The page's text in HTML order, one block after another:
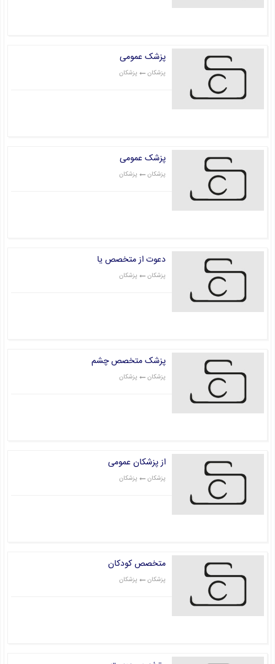
پزشک عمومی
پزشکان پزشکان
پزشک عمومی
پزشکان پزشکان
دعوت از متخصص یا
پزشکان پزشکان
پزشک متخصص چشم
پزشکان پزشکان
از پزشکان عمومی
پزشکان پزشکان
متخصص کودکان
پزشکان پزشکان